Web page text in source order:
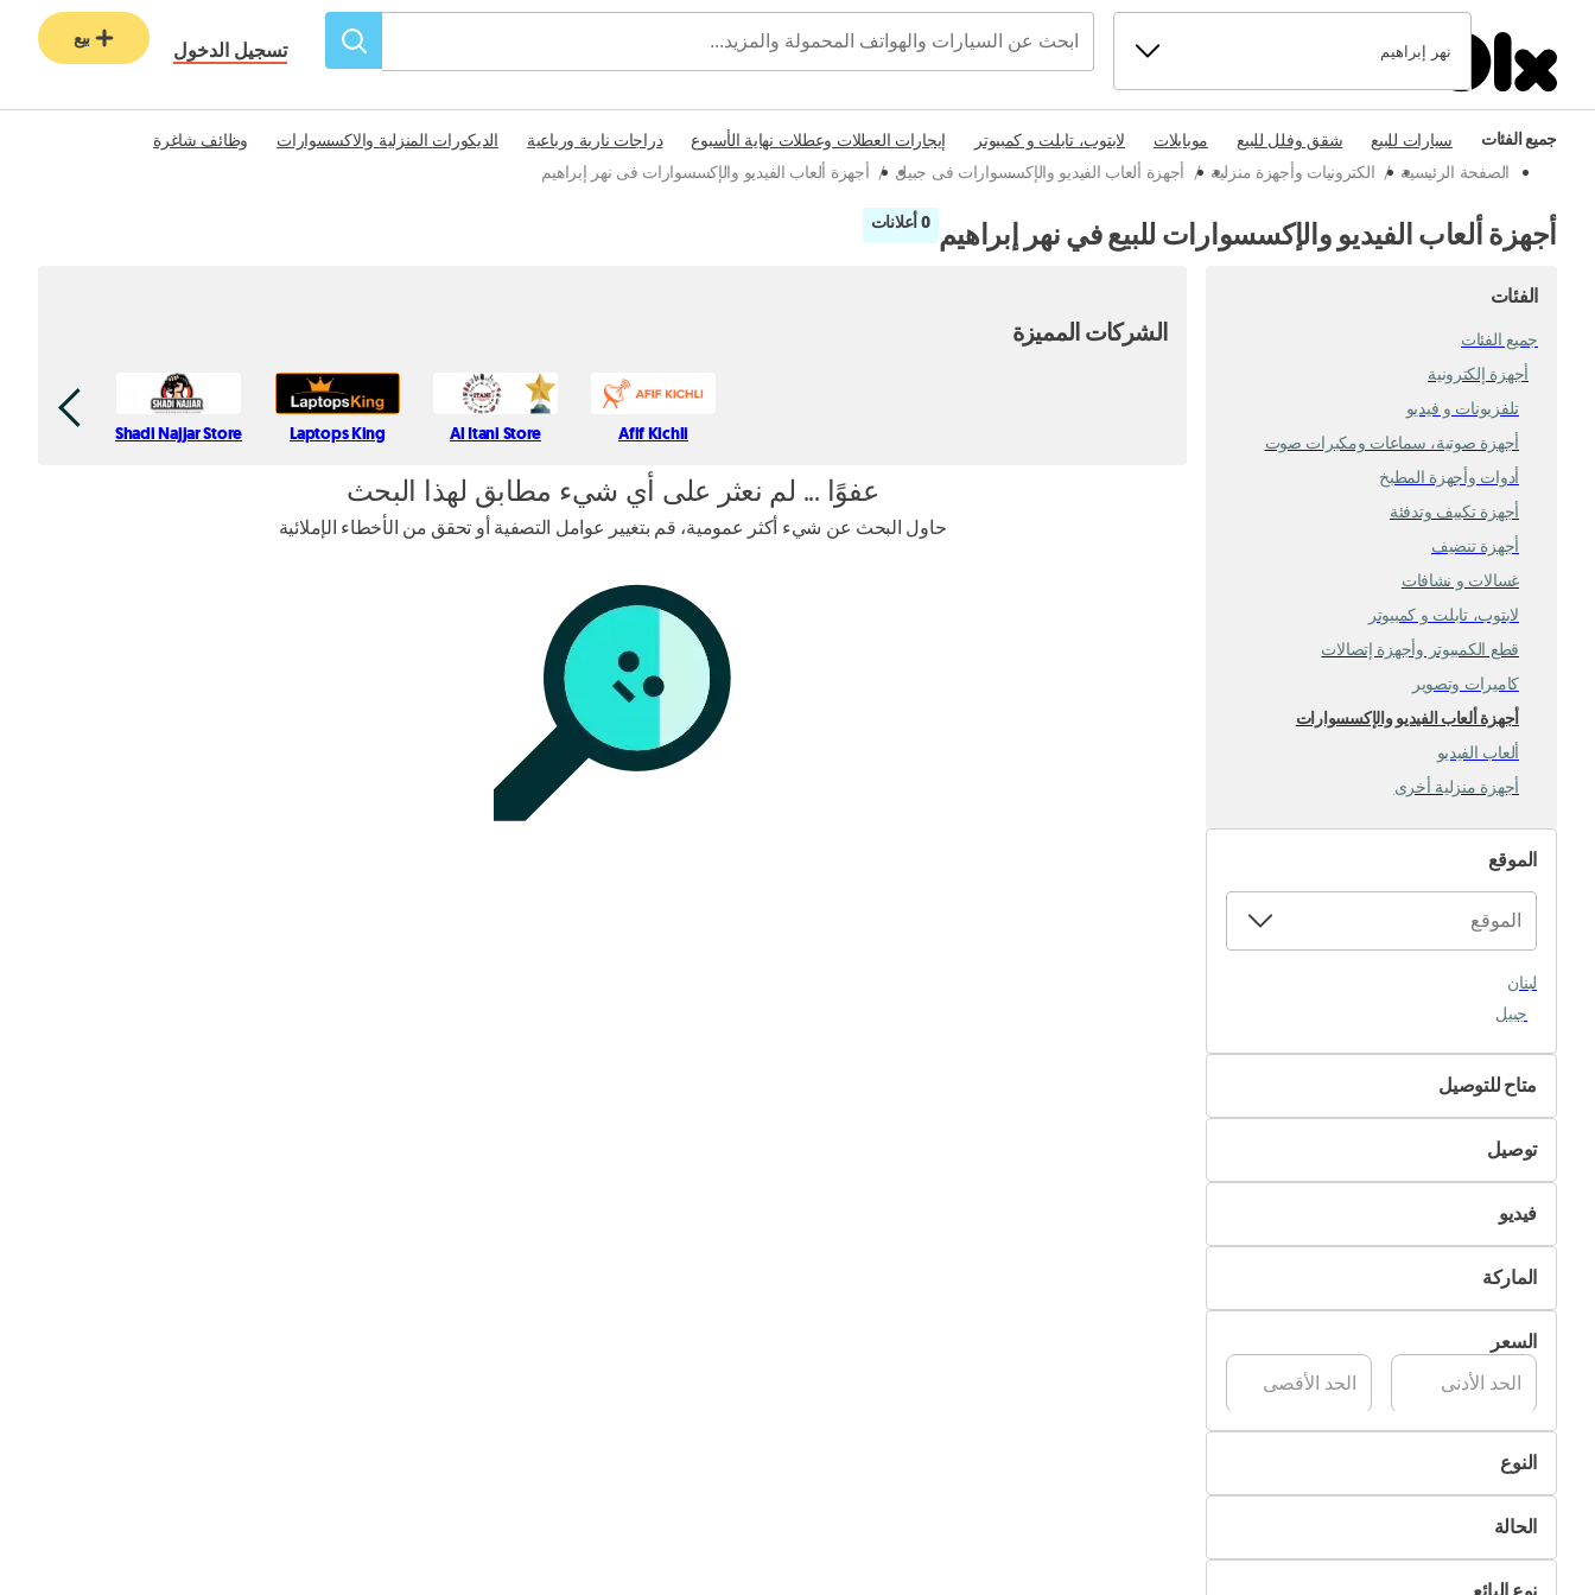
نهر إبراهيم تسجيل الدخول
بيع
جميع الفئات سيارات للبيع شقق وفلل للبيع موبايلات لابتوب، تابلت و كمبيوتر إيجارات العطلات وعطلات نهاية الأسبوع دراجات نارية ورباعية الديكورات المنزلية والاكسسوارات
وظائف شاغرة
الصفحة الرئيسية / الكترونيات وأجهزة منزلية / أجهزة ألعاب الفيديو والإكسسوارات فى جبيل / أجهزة ألعاب الفيديو والإكسسوارات فى نهر إبراهيم
أجهزة ألعاب الفيديو والإكسسوارات للبيع في نهر إبراهيم 0 أعلانات
الفئات
جميع الفئات
أجهزة إلكترونية
تلفزيونات و فيديو
أجهزة صوتية، سماعات ومكبرات صوت
أدوات وأجهزة المطبخ
أجهزة تكييف وتدفئة
أجهزة تنضيف
غسالات و نشافات
لابتوب، تابلت و كمبيوتر
قطع الكمبيوتر وأجهزة إتصالات
كاميرات وتصوير
أجهزة ألعاب الفيديو والإكسسوارات
ألعاب الفيديو
أجهزة منزلية أخرى
الموقع
لبنان
جبيل
متاح للتوصيل
لا
نعم
توصيل
التسليم الذاتي
تسليم Pik&Dropفيديو
غير متوفر
متوفرالماركة
سوني
مايكروسوفت
نينتندو
ماركة اخرى
أوكولوس
بلايستيشن
ريدماجيك
السعر
النوع
أكسسوارات
ألعاب ألكترونيةالحالة
جديد
الشركات المميزة
Shadi Najjar Store Laptops King Al Itani Store Afif Kichli
عفوًا ... لم نعثر على أي شيء مطابق لهذا البحث
حاول البحث عن شيء أكثر عمومية، قم بتغيير عوامل التصفية أو تحقق من الأخطاء الإملائية